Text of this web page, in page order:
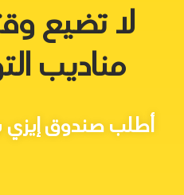
لا تضيع
مناديب
أطلب صندوق